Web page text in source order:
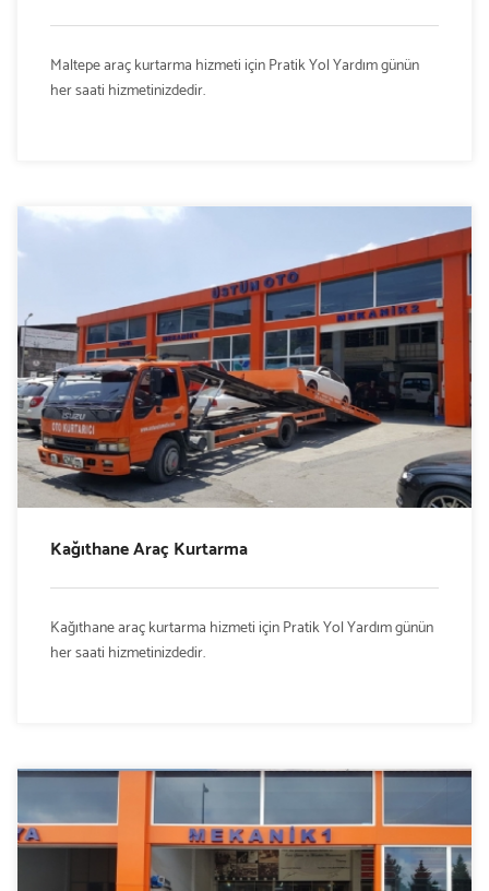
Maltepe araç kurtarma hizmeti için Pratik Yol Yardım günün
her saati hizmetinizdedir.
Kağıthane Araç Kurtarma
Kağıthane araç kurtarma hizmeti için Pratik Yol Yardım günün
her saati hizmetinizdedir.